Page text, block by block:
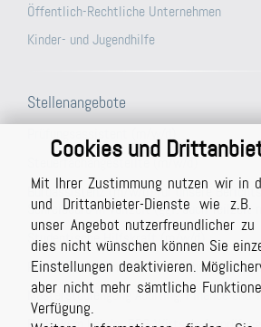
Cookies und
Mit Ihrer Zustimmung nutzen wir in
und Drittanbieter-Dienste wie z.B.
unser Angebot nutzerfreundlicher zu
dies nicht wünschen können Sie
Einstellungen deaktivieren.
aber nicht mehr sämtliche
Verfügung.
Öffentlich-Rechtliche Unternehmen
Kinder- und Jugendhilfe
Stellenangebote
Steuerfachangestellte (m/w/d)
Büroassistenz (m/w/d) für unsere
Schreibbüro in Vollzeit (ggf. auch Teilzeit
Studentische Hilfskraft (m/w/d)
Prüfer (m/w/d) mit Berufserfahrung
Masterstudiengang Auditing, Finance and